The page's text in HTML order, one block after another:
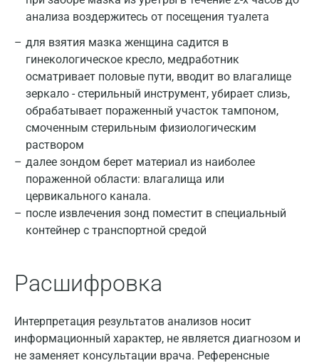
анализа воздержитесь от посещения туалета
для взятия мазка женщина садится в
гинекологическое кресло, медработник
осматривает половые пути, вводит во влагалище
зеркало - стерильный инструмент, убирает слизь,
обрабатывает пораженный участок тампоном,
смоченным стерильным физиологическим
раствором
далее зондом берет материал из наиболее
пораженной области: влагалища или
цервикального канала.
после извлечения зонд поместит в специальный
контейнер с транспортной средой
Расшифровка
Интерпретация результатов анализов носит
информационный характер, не является диагнозом и
не заменяет консультации врача. Референсные
Москва
Санкт-Петербург
Нижний Новгород
Казань
Апрелевка
Армавир
Астрахань